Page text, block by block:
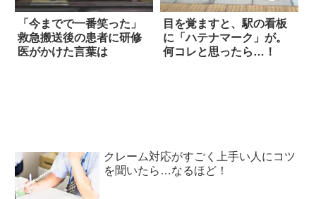
「今までで一番笑った」
救急搬送後の患者に研修
医がかけた言葉は
目を覚ますと、駅の看板
に「ハテナマーク」が。
何コレと思ったら…！
クレーム対応がすごく上手い人にコツ
を聞いたら…なるほど！